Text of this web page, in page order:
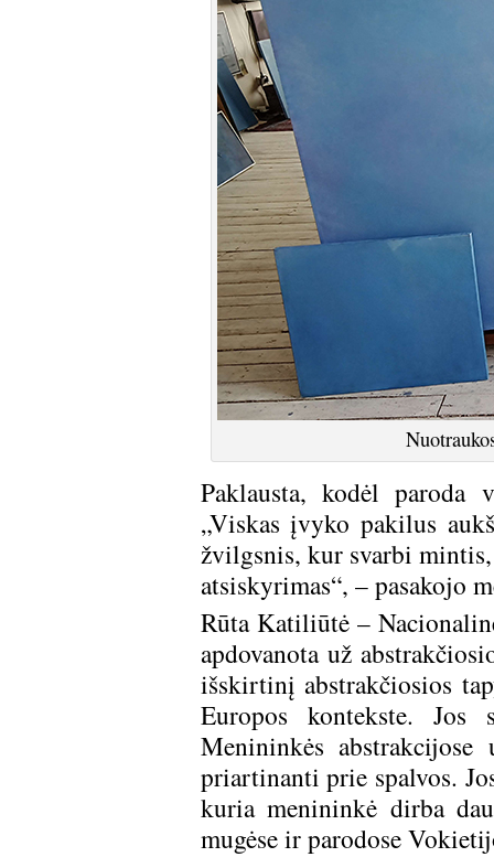
Paklausta, kodėl paroda
„Viskas įvyko pakilus
žvilgsnis, kur svarbi
atsiskyrimas“, – pasakojo
Rūta Katiliūtė –
apdovanota už
išskirtinį abstrakčiosios
Europos kontekste.
Menininkės
priartinanti prie spalvos.
kuria menininkė dirba
mugėse ir parodose